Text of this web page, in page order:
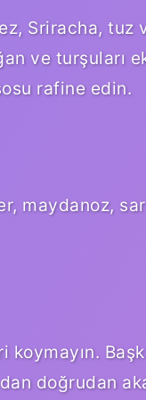
Sriracha,
ve
rafine edin.
maydanoz,
koymayın.
doğrudan